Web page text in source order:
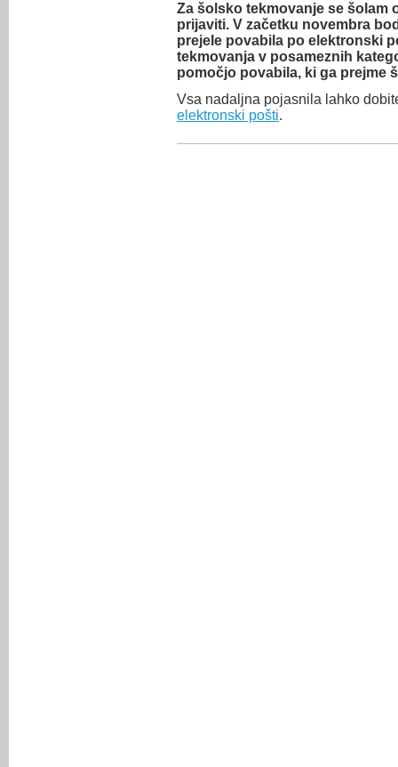
Za šolsko tekmovanje se šolam
prijaviti. V začetku novembra
prejele povabila po elektronski
tekmovanja v posameznih
pomočjo povabila, ki ga prejme
Vsa nadaljna pojasnila lahko
elektronski pošti.